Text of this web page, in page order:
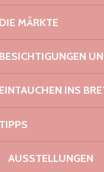
DIE MÄRKTE
BESICHTIGUNGEN
EINTAUCHEN INS
TIPPS
AUSSTELLUNGEN
2026
14:00 - 18:00
14:00 - 18:00